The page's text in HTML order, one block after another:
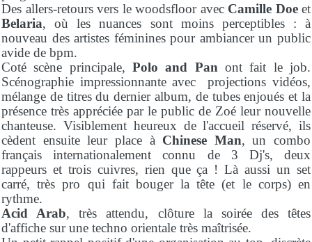
Des allers-retours vers le woodsfloor avec Camille Doeet
Belaria, où les nuances sont moins perceptibles : à
nouveau des artistes féminines pour ambiancer un public
avide de bpm.
Coté scène principale, Polo and Panont fait le job.
Scénographie impressionnante avec projections vidéos,
mélange de titres du dernier album, de tubes enjoués et la
présence très appréciée par le public de Zoé leur nouvelle
chanteuse. Visiblement heureux de l'accueil réservé, ils
cèdent ensuite leur place à Chinese Man, un combo
français internationalement connu de 3 Dj's, deux
rappeurs et trois cuivres, rien que ça ! Là aussi un set
carré, très pro qui fait bouger la tête (et le corps) en
rythme.
Acid Arab, très attendu, clôture la soirée des têtes
d'affiche sur une techno orientale très maîtrisée.